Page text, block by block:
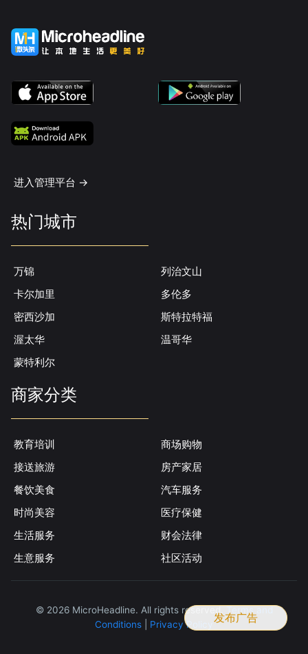
发布广告
进入管理平台 ->
热门城市
万锦
列治文山
卡尔加里
多伦多
密西沙加
斯特拉特福
渥太华
温哥华
蒙特利尔
商家分类
教育培训
商场购物
接送旅游
房产家居
餐饮美食
汽车服务
时尚美容
医疗保健
生活服务
财会法律
生意服务
社区活动
© 2026 MicroHeadline. All rights reserved.Terms and
Conditions
Privacy Policy